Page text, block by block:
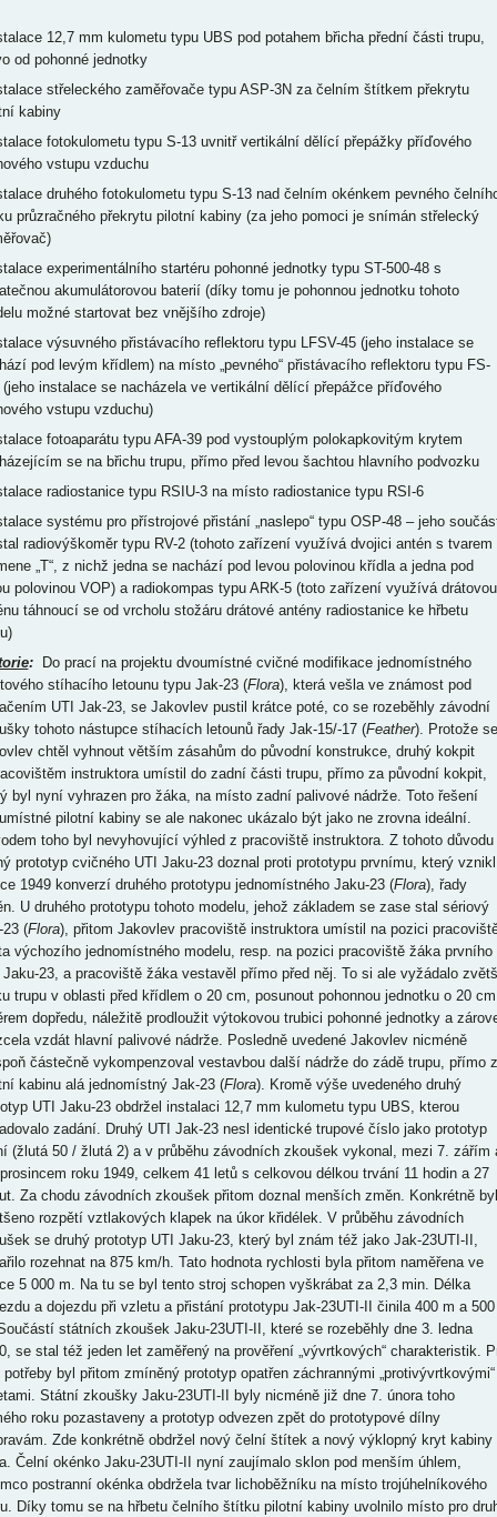
12,7 mm kulometu typu UBS pod potahem břicha přední části trupu,
od pohonné jednotky
střeleckého zaměřovače typu ASP-3N za čelním štítkem překrytu
kabiny
fotokulometu typu S-13 uvnitř vertikální dělící přepážky příďového
vstupu vzduchu
druhého fotokulometu typu S-13 nad čelním okénkem pevného
průzračného překrytu pilotní kabiny (za jeho pomoci je snímán střelecký
experimentálního startéru pohonné jednotky typu ST-500-48 s
akumulátorovou baterií (díky tomu je pohonnou jednotku tohoto
možné startovat bez vnějšího zdroje)
výsuvného přistávacího reflektoru typu LFSV-45 (jeho instalace se
pod levým křídlem) na místo „pevného“ přistávacího reflektoru typu FS-
(jeho instalace se nacházela ve vertikální dělící přepážce příďového
vstupu vzduchu)
fotoaparátu typu AFA-39 pod vystouplým polokapkovitým krytem
se na břichu trupu, přímo před levou šachtou hlavního podvozku
radiostanice typu RSIU-3 na místo radiostanice typu RSI-6
systému pro přístrojové přistání „naslepo“ typu OSP-48 – jeho
radiovýškoměr typu RV-2 (tohoto zařízení využívá dvojici antén s tvarem
„T“, z nichž jedna se nachází pod levou polovinou křídla a jedna pod
polovinou VOP) a radiokompas typu ARK-5 (toto zařízení využívá drátovou
táhnoucí se od vrcholu stožáru drátové antény radiostanice ke hřbetu
:Do prací na projektu dvoumístné cvičné modifikace jednomístného
stíhacího letounu typu Jak-23 (Flora), která vešla ve známost pod
UTI Jak-23, se Jakovlev pustil krátce poté, co se rozeběhly závodní
tohoto nástupce stíhacích letounů řady Jak-15/-17 (Feather). Protože se
chtěl vyhnout větším zásahům do původní konstrukce, druhý kokpit
instruktora umístil do zadní části trupu, přímo za původní kokpit,
byl nyní vyhrazen pro žáka, na místo zadní palivové nádrže. Toto řešení
pilotní kabiny se ale nakonec ukázalo být jako ne zrovna ideální.
toho byl nevyhovující výhled z pracoviště instruktora. Z tohoto důvodu
prototyp cvičného UTI Jaku-23 doznal proti prototypu prvnímu, který vznikl
1949 konverzí druhého prototypu jednomístného Jaku-23 (Flora), řady
U druhého prototypu tohoto modelu, jehož základem se zase stal sériový
(Flora), přitom Jakovlev pracoviště instruktora umístil na pozici
výchozího jednomístného modelu, resp. na pozici pracoviště žáka prvního
Jaku-23, a pracoviště žáka vestavěl přímo před něj. To si ale vyžádalo
trupu v oblasti před křídlem o 20 cm, posunout pohonnou jednotku o 20 cm
dopředu, náležitě prodloužit výtokovou trubici pohonné jednotky a
vzdát hlavní palivové nádrže. Posledně uvedené Jakovlev nicméně
částečně vykompenzoval vestavbou další nádrže do zádě trupu, přímo
kabinu alá jednomístný Jak-23 (Flora). Kromě výše uvedeného druhý
UTI Jaku-23 obdržel instalaci 12,7 mm kulometu typu UBS, kterou
zadání. Druhý UTI Jak-23 nesl identické trupové číslo jako prototyp
(žlutá 50 / žlutá 2) a v průběhu závodních zkoušek vykonal, mezi 7. zářím
roku 1949, celkem 41 letů s celkovou délkou trvání 11 hodin a 27
Za chodu závodních zkoušek přitom doznal menších změn. Konkrétně
rozpětí vztlakových klapek na úkor křidélek. V průběhu závodních
se druhý prototyp UTI Jaku-23, který byl znám též jako Jak-23UTI-II,
rozehnat na 875 km/h. Tato hodnota rychlosti byla přitom naměřena ve
5 000 m. Na tu se byl tento stroj schopen vyškrábat za 2,3 min. Délka
a dojezdu při vzletu a přistání prototypu Jak-23UTI-II činila 400 m a 500
státních zkoušek Jaku-23UTI-II, které se rozeběhly dne 3. ledna
se stal též jeden let zaměřený na prověření „vývrtkových“ charakteristik.
byl přitom zmíněný prototyp opatřen záchrannými „protivývrtkovými“
Státní zkoušky Jaku-23UTI-II byly nicméně již dne 7. února toho
roku pozastaveny a prototyp odvezen zpět do prototypové dílny
Zde konkrétně obdržel nový čelní štítek a nový výklopný kryt kabiny
Čelní okénko Jaku-23UTI-II nyní zaujímalo sklon pod menším úhlem,
postranní okénka obdržela tvar lichoběžníku na místo trojúhelníkového
Díky tomu se na hřbetu čelního štítku pilotní kabiny uvolnilo místo pro